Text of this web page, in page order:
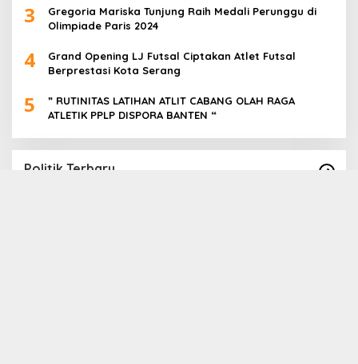
3
Gregoria Mariska Tunjung Raih Medali Perunggu di
Olimpiade Paris 2024
4
Grand Opening LJ Futsal Ciptakan Atlet Futsal
Berprestasi Kota Serang
5
” RUTINITAS LATIHAN ATLIT CABANG OLAH RAGA
ATLETIK PPLP DISPORA BANTEN “
Politik Terbaru